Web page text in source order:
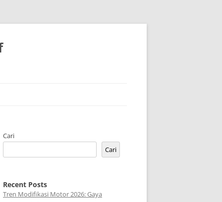
Cari
Cari
Recent Posts
Tren Modifikasi Motor 2026: Gaya